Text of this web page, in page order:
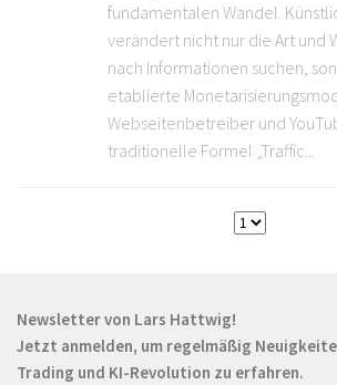
fundamentalen Wandel.
verändert nicht nur die Art und
nach Informationen suchen,
etablierte
Webseitenbetreiber und
traditionelle Formel „Traffic...
Newsletter von Lars Hattwig!
Jetzt anmelden, um regelmäßig
Trading und KI-Revolution zu erfahren.